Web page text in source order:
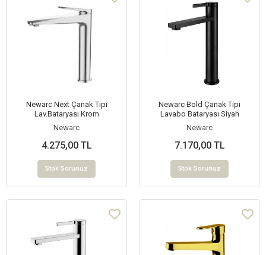
Newarc Next Çanak Tipi
Lav.Bataryası Krom
Newarc
4.275,00 TL
Stok Sorunuz
Newarc Bold Çanak Tipi
Lavabo Bataryası Siyah
Newarc
7.170,00 TL
Stok Sorunuz